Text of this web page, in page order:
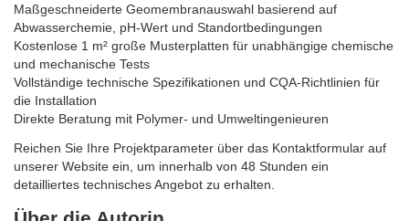
Maßgeschneiderte Geomembranauswahl basierend auf
Abwasserchemie, pH-Wert und Standortbedingungen
Kostenlose 1 m² große Musterplatten für unabhängige chemische
und mechanische Tests
Vollständige technische Spezifikationen und CQA-Richtlinien für
die Installation
Direkte Beratung mit Polymer- und Umweltingenieuren
Reichen Sie Ihre Projektparameter über das Kontaktformular auf
unserer Website ein, um innerhalb von 48 Stunden ein
detailliertes technisches Angebot zu erhalten.